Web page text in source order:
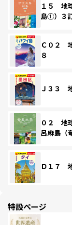
１５ 地
島①）３
Ｃ０２
８
Ｊ３３
０２ 地
呂麻島（
Ｄ１７
特設ページ